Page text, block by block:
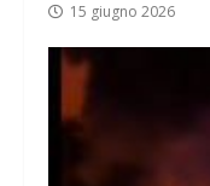
15 giugno 2026